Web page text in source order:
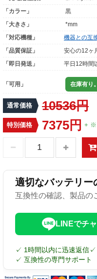
「カラー」
黒
「大きさ」
*mm
「対応機種」
機器との互
「品質保証」
安心の12ヶ
「即日発送」
平日12時間
「可用」 在庫有り
通常価格 10536円
特別価格 7375円 + ※
適切なバッテリー
互換性の確認、製品の
LINEでチ
✓ 1時間以内に迅速返信✓
✓ 互換性の専門サポート